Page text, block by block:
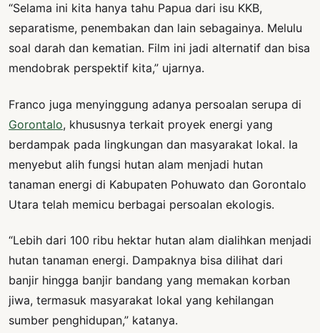
“Selama ini kita hanya tahu Papua dari isu KKB,
separatisme, penembakan dan lain sebagainya. Melulu
soal darah dan kematian. Film ini jadi alternatif dan bisa
mendobrak perspektif kita,” ujarnya.
Franco juga menyinggung adanya persoalan serupa di
Gorontalo, khususnya terkait proyek energi yang
berdampak pada lingkungan dan masyarakat lokal. Ia
menyebut alih fungsi hutan alam menjadi hutan
tanaman energi di Kabupaten Pohuwato dan Gorontalo
Utara telah memicu berbagai persoalan ekologis.
“Lebih dari 100 ribu hektar hutan alam dialihkan menjadi
hutan tanaman energi. Dampaknya bisa dilihat dari
banjir hingga banjir bandang yang memakan korban
jiwa, termasuk masyarakat lokal yang kehilangan
sumber penghidupan,” katanya.